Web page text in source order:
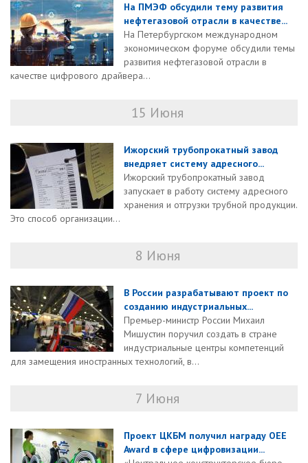
На ПМЭФ обсудили тему развития
нефтегазовой отрасли в качестве...
На Петербургском международном
экономическом форуме обсудили темы
развития нефтегазовой отрасли в
качестве цифрового драйвера...
15 Июня
Ижорский трубопрокатный завод
внедряет систему адресного...
Ижорский трубопрокатный завод
запускает в работу систему адресного
хранения и отгрузки трубной продукции.
Это способ организации...
8 Июня
В России разрабатывают проект по
созданию индустриальных...
Премьер-министр России Михаил
Мишустин поручил создать в стране
индустриальные центры компетенций
для замещения иностранных технологий, в...
7 Июня
Проект ЦКБМ получил награду OEE
Award в сфере цифровизации...